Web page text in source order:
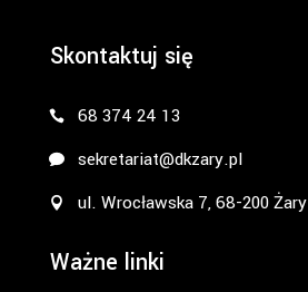
Skontaktuj się
68 374 24 13
sekretariat@dkzary.pl
ul. Wrocławska 7, 68-200 Żary
Ważne linki